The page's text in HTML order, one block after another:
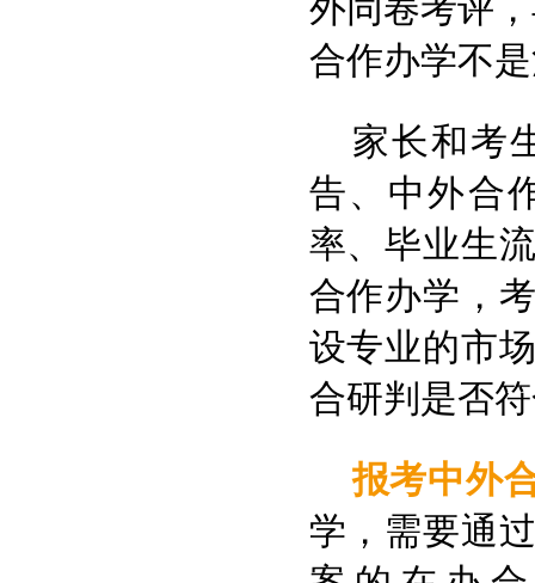
外同卷考评
合作办学不
家长和考
告、中外合
率、毕业生
合作办学，
设专业的市
合研判是否
报考中外
学，需要通